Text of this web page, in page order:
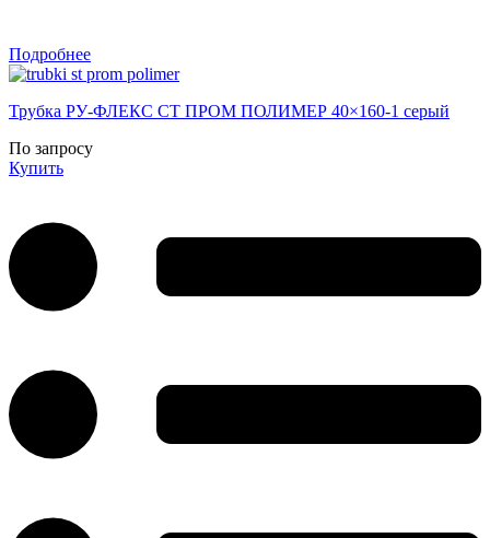
Подробнее
Трубка РУ-ФЛЕКС СТ ПРОМ ПОЛИМЕР 40×160-1 серый
По запросу
Купить